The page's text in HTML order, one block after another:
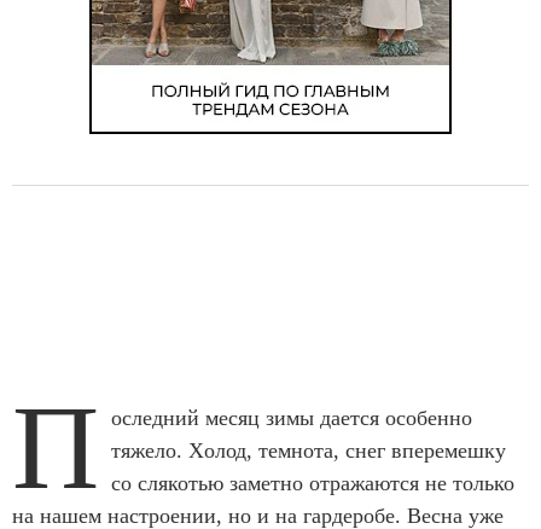
П оследний месяц зимы дается особенно
тяжело. Хoлод, темнота, снег вперемешку
со слякотью заметно отражаются не только
на нашем настроении, но и на гардеробе. Весна уже